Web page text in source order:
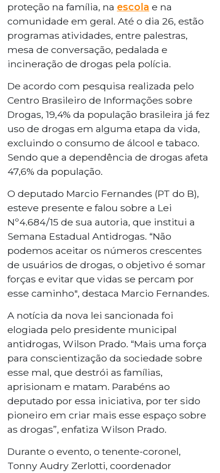
proteção na família, na escola e na
comunidade em geral. Até o dia 26, estão
programas atividades, entre palestras,
mesa de conversação, pedalada e
incineração de drogas pela polícia.
De acordo com pesquisa realizada pelo
Centro Brasileiro de Informações sobre
Drogas, 19,4% da população brasileira já fez
uso de drogas em alguma etapa da vida,
excluindo o consumo de álcool e tabaco.
Sendo que a dependência de drogas afeta
47,6% da população.
O deputado Marcio Fernandes (PT do B),
esteve presente e falou sobre a Lei
Nº4.684/15 de sua autoria, que institui a
Semana Estadual Antidrogas. “Não
podemos aceitar os números crescentes
de usuários de drogas, o objetivo é somar
forças e evitar que vidas se percam por
esse caminho", destaca Marcio Fernandes.
A notícia da nova lei sancionada foi
elogiada pelo presidente municipal
antidrogas, Wilson Prado. “Mais uma força
para conscientização da sociedade sobre
esse mal, que destrói as famílias,
aprisionam e matam. Parabéns ao
deputado por essa iniciativa, por ter sido
pioneiro em criar mais esse espaço sobre
as drogas”, enfatiza Wilson Prado.
Durante o evento, o tenente-coronel,
Tonny Audry Zerlotti, coordenador